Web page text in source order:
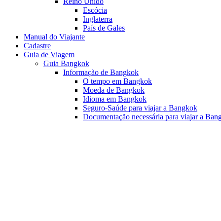
Escócia
Inglaterra
País de Gales
Manual do Viajante
Cadastre
Guia de Viagem
Guia Bangkok
Informação de Bangkok
O tempo em Bangkok
Moeda de Bangkok
Idioma em Bangkok
Seguro-Saúde para viajar a Bangkok
Documentação necessária para viajar a